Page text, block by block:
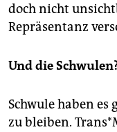
doch nicht
Repräsentanz
Und die
Schwule haben
zu bleiben.